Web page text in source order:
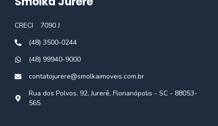
CRECI
7090 J
(48) 3500-0244
(48) 99940-9000
contatojurere@smolkaimoveis.com.br
Rua dos Polvos, 92, Jurerê, Florianópolis - SC - 88053-
565